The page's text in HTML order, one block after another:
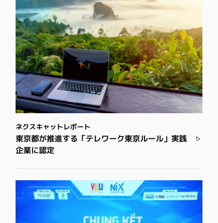
ネクスキャットレポート
東京都が推進する「テレワーク東京ルール」実践
企業に認定